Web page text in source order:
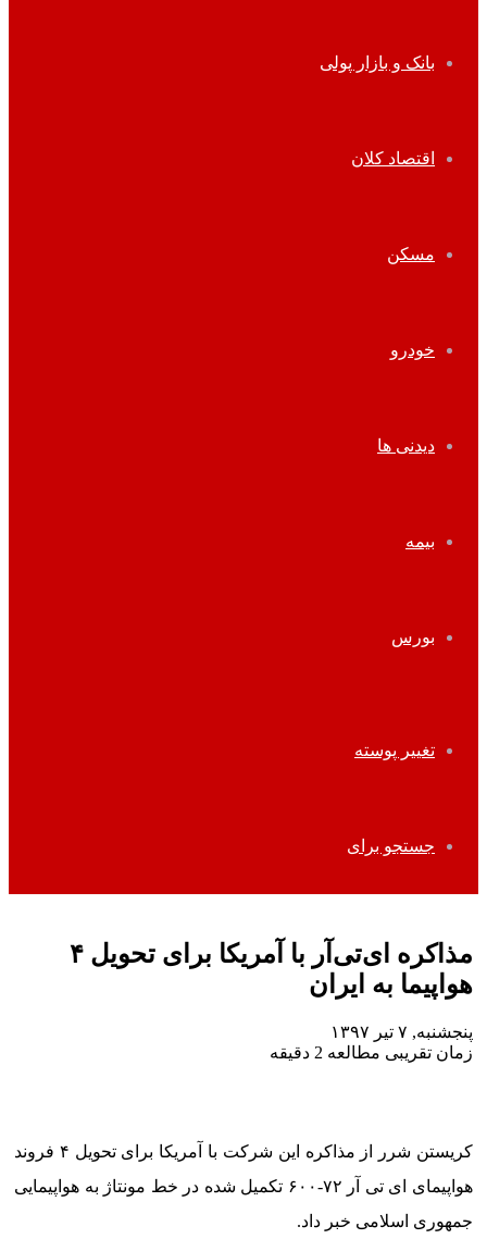
بانک و بازار پولی
اقتصاد کلان
مسکن
خودرو
دیدنی ها
بیمه
بورس
تغییر پوسته
جستجو برای
مذاکره ای‌تی‌آر با آمریکا برای تحویل ۴
هواپیما به ایران
پنجشنبه, ۷ تیر ۱۳۹۷
زمان تقریبی مطالعه 2 دقیقه
کریستن شرر از مذاکره این شرکت با آمریکا برای تحویل ۴ فروند
هواپیمای ای تی آر ۷۲-۶۰۰ تکمیل شده در خط مونتاژ به هواپیمایی
جمهوری اسلامی خبر داد.